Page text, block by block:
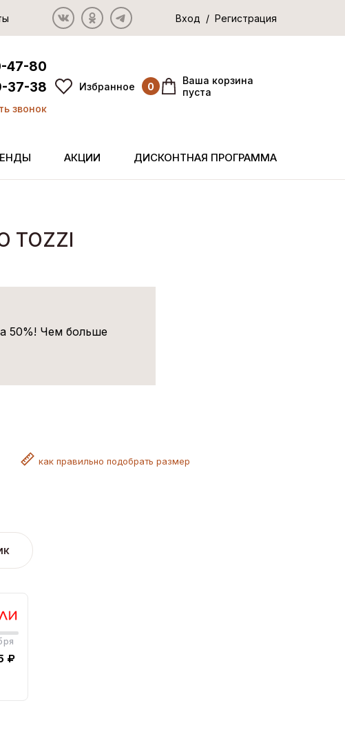
Вход / Регистрация
47-80
37-38
звонок
Избранное 0
Ваша корзина
пуста
АКЦИИ ДИСКОНТНАЯ ПРОГРАММА
TOZZI
50%! Чем больше
как правильно подобрать размер
₽